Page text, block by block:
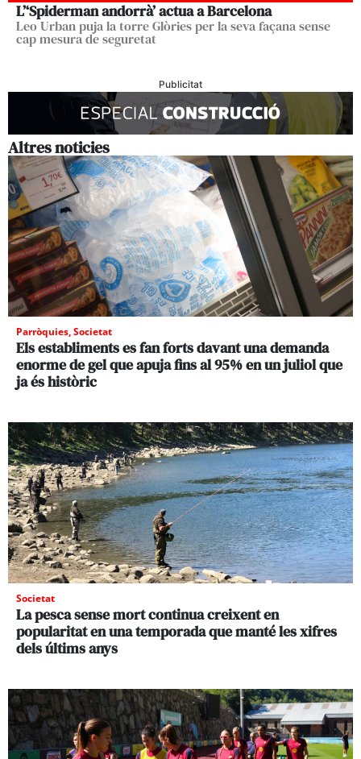
L’‘Spiderman andorrà’ actua a Barcelona
Leo Urban puja la torre Glòries per la seva façana sense
cap mesura de seguretat
Publicitat
Altres noticies
Parròquies,Societat
Els establiments es fan forts davant una demanda
enorme de gel que apuja fins al 95% en un juliol que
ja és històric
Societat
La pesca sense mort continua creixent en
popularitat en una temporada que manté les xifres
dels últims anys